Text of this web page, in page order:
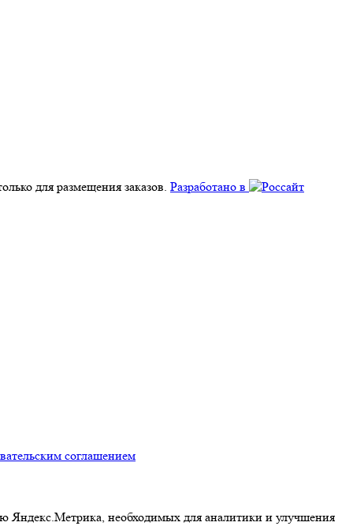
для размещения заказов. Разработано в
соглашением
Яндекс.Метрика, необходимых для аналитики и улучшения